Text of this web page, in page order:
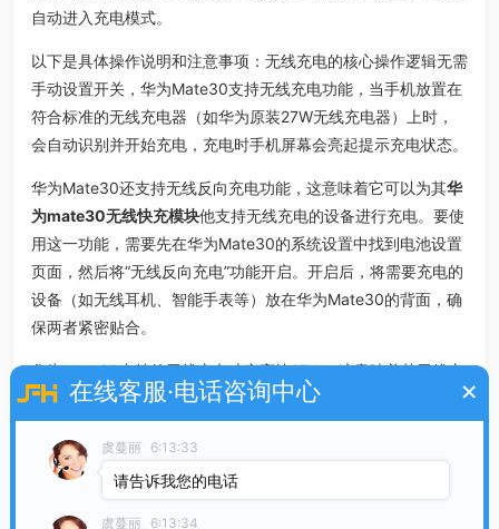
自动进入充电模式。
以下是具体操作说明和注意事项：无线充电的核心操作逻辑无需
手动设置开关，华为Mate30支持无线充电功能，当手机放置在
符合标准的无线充电器（如华为原装27W无线充电器）上时，
会自动识别并开始充电，充电时手机屏幕会亮起提示充电状态。
华为Mate30还支持无线反向充电功能，这意味着它可以为其华
为mate30无线快充模块他支持无线充电的设备进行充电。要使
用这一功能，需要先在华为Mate30的系统设置中找到电池设置
页面，然后将“无线反向充电”功能开启。开启后，将需要充电的
设备（如无线耳机、智能手表等）放在华为Mate30的背面，确
保两者紧密贴合。
华为Mate30支持的无线充电功率高达27W，这意味着其无线充
电速度与普通的有线快充相当甚至更快，为用户节省了大量充电
时间。无线充电方式 使用无线充电器：用户需要将华为Mate30
放置在支持Qi无线充电标准的充电器上，确保手机与充电器紧密
贴合，即可开始无线充电。
华为mate30的无线充电功能十分便捷，只需将手机放置于无线
在线客服·电话咨询中心 ×
虞蔓丽 6:13:33
请告诉我您的电话
虞蔓丽 6:13:34